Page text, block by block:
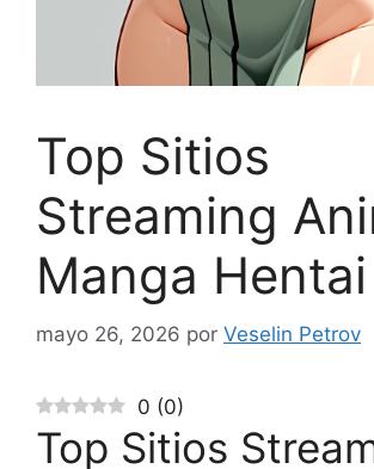
Top Sitios
Streaming
Manga Hentai
mayo 26, 2026 por Veselin Petrov
0 (0)
Top Sitios